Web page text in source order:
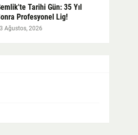
Tarihi Gün: 35 Yıl
Profesyonel Lig!
Ağustos, 2026